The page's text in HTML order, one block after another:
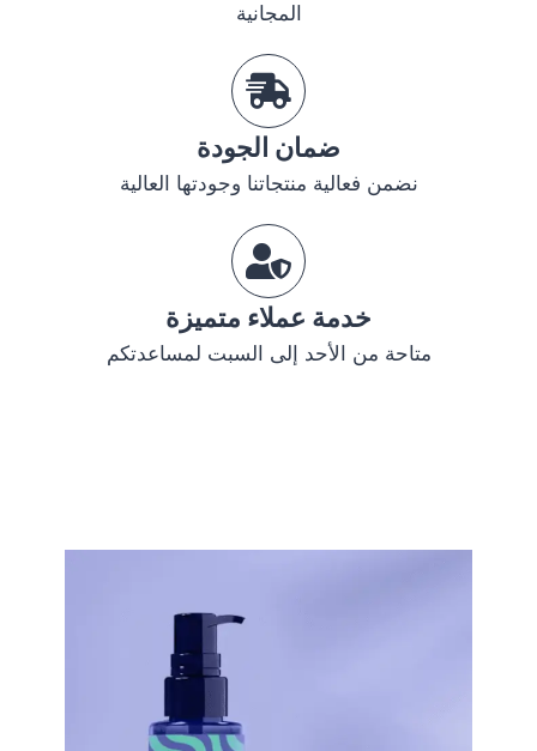
المجانية
ضمان الجودة
نضمن فعالية منتجاتنا وجودتها العالية
خدمة عملاء متميزة
متاحة من الأحد إلى السبت لمساعدتكم